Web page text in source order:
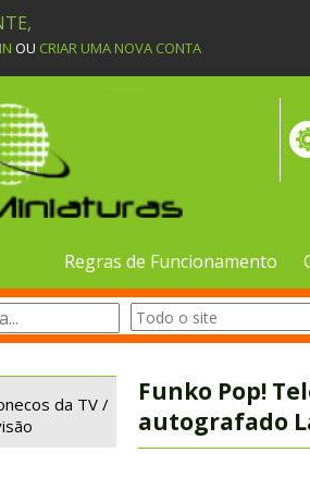
OU CRIAR UMA NOVA CONTA
Regras de Funcionamento
da TV /
Funko Pop!
autografado